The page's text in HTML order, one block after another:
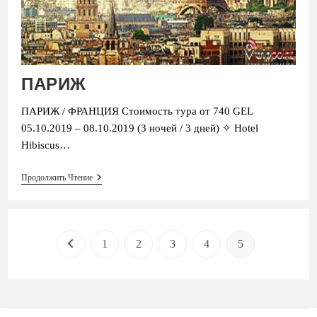
ПАРИЖ
ПАРИЖ / ФРАНЦИЯ Стоимость тура от 740 GEL
05.10.2019 – 08.10.2019 (3 ночей / 3 дней) ✧ Hotel
Hibiscus…
Продолжить ЧтениеПАРИЖ
Перейти на предыдущую страницу
1 2 3 4 5